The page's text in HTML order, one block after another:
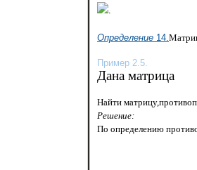
.
Определение 14.
Пример 2.5.
Дана матрица
Найти матрицу,
Решение:
По определению